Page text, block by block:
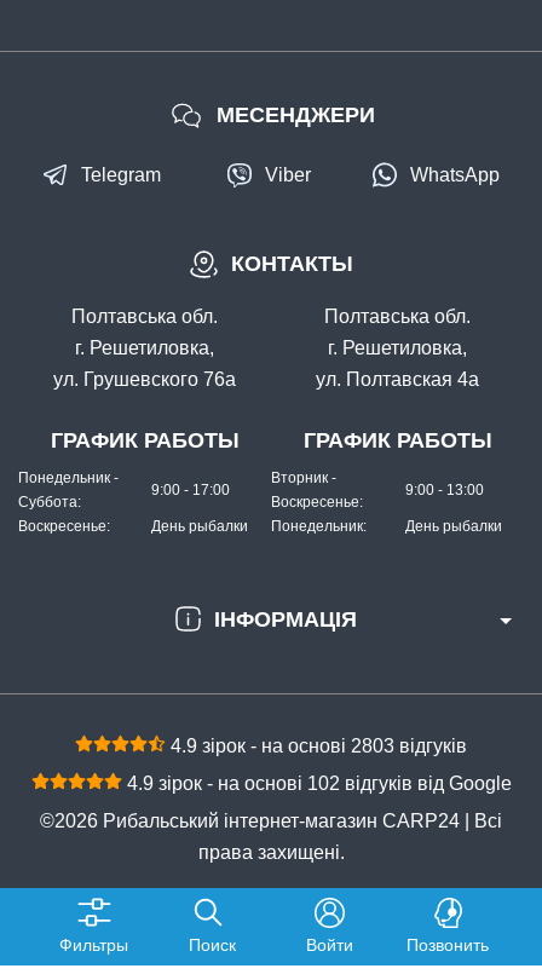
Фильтры Поиск Войти Позвонить
ІНФОРМАЦІЯ
КОНТАКТЫ
Полтавська обл.
г. Решетиловка,
ул. Грушевского 76а
ГРАФИК РАБОТЫ
Понедельник -
Суббота:
9:00 - 17:00
Воскресенье: День рыбалки
Полтавська обл.
г. Решетиловка,
ул. Полтавская 4а
ГРАФИК РАБОТЫ
Вторник -
Воскресенье:
9:00 - 13:00
Понедельник: День рыбалки
МЕСЕНДЖЕРИ
Telegram Viber WhatsApp
4.9 зірок - на основі 2803 відгуків
4.9 зірок - на основі 102 відгуків від Google
©2026 Рибальський інтернет-магазин CARP24 | Всі
права захищені.